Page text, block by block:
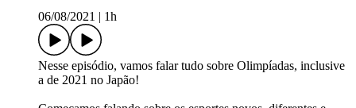
06/08/2021
1h
Nesse episódio, vamos falar tudo sobre Olimpíadas, inclusive
a de 2021 no Japão!